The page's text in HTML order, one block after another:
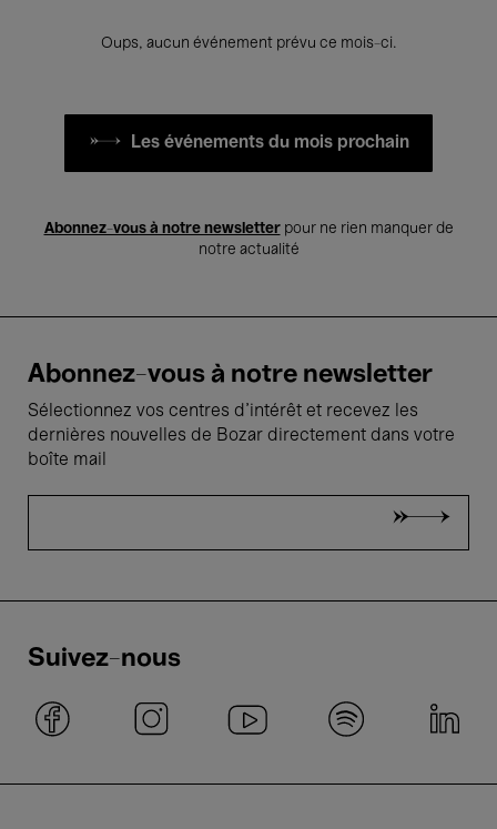
Oups, aucun événement prévu ce mois-ci.
Les événements du mois prochain
Abonnez-vous à notre newsletterpour ne rien manquer de
notre actualité
Abonnez-vous à notre newsletter
Sélectionnez vos centres d'intérêt et recevez les
dernières nouvelles de Bozar directement dans votre
boîte mail
Suivez-nous